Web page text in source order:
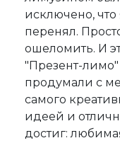
исключено, что
перенял.
ошеломить. И
"Презент-
продумали с
самого
идеей и
достиг: